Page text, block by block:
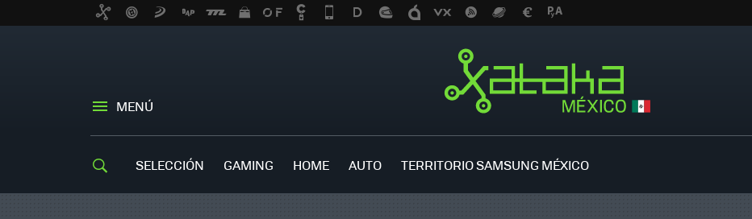
MENÚ
SELECCIÓN GAMING HOME AUTO TERRITORIO SAMSUNG MÉXICO